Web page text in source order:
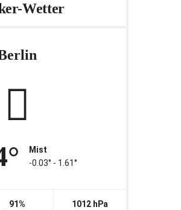
Wetter
Mist
-0.03° ‐ 1.61°
91% 1012 hPa